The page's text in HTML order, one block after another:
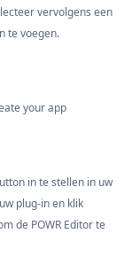
vervolgens een
te voegen.
your app
in te stellen in uw
plug-in en klik
de POWR Editor te